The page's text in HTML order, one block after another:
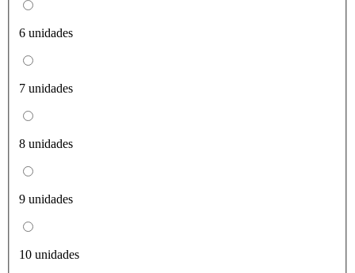
6 unidades
7 unidades
8 unidades
9 unidades
10 unidades